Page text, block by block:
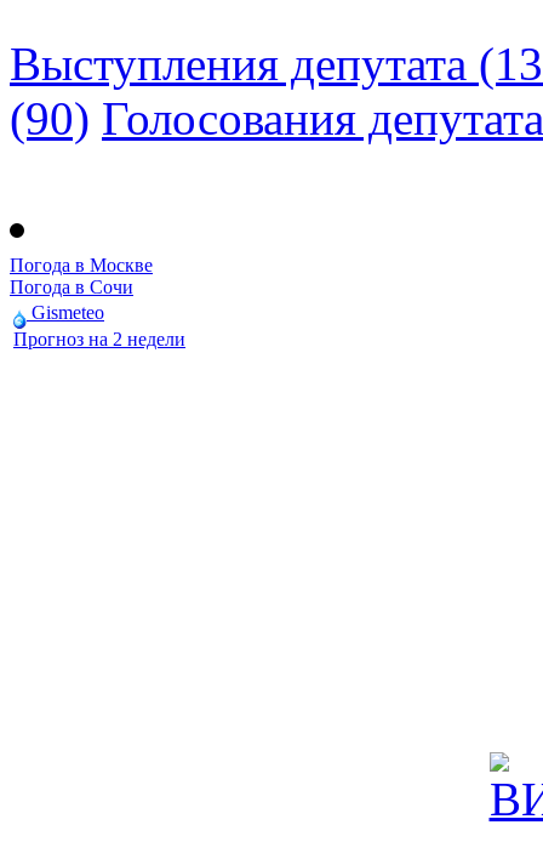
Выступления депутата
(90) Голосования депутата
Погода в Москве
Погода в Сочи
Gismeteo
Прогноз на 2 недели